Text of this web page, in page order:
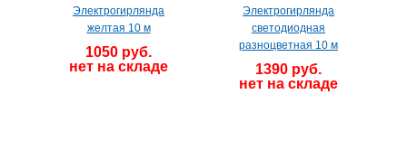
Электрогирлянда
желтая 10 м
1050 руб.
нет на складе
Электрогирлянда
светодиодная
разноцветная 10 м
1390 руб.
нет на складе